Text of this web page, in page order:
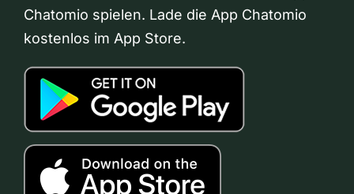
Chatomio spielen. Lade die App Chatomio
kostenlos im App Store.